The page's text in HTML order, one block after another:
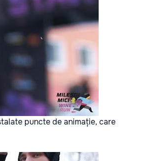
puncte de animație, care